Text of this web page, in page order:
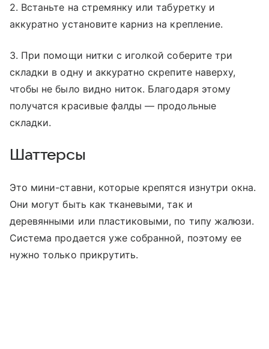
2. Встаньте на стремянку или табуретку и
аккуратно установите карниз на крепление.
3. При помощи нитки с иголкой соберите три
складки в одну и аккуратно скрепите наверху,
чтобы не было видно ниток. Благодаря этому
получатся красивые фалды — продольные
складки.
Шаттерсы
Это мини-ставни, которые крепятся изнутри окна.
Они могут быть как тканевыми, так и
деревянными или пластиковыми, по типу жалюзи.
Система продается уже собранной, поэтому ее
нужно только прикрутить.